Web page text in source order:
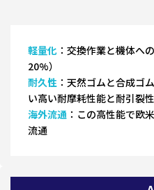
軽量化 ：交換作業と機体へ
20%）
耐久性 ：天然ゴムと合成ゴ
い高い耐摩耗性能と耐引裂
海外流通 ：この高性能で欧
流通